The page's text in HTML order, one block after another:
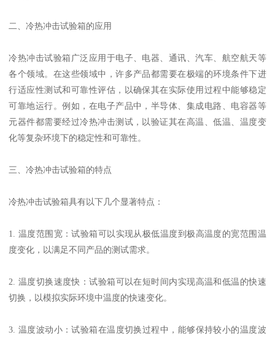
二、冷热冲击试验箱的应用
冷热冲击试验箱广泛应用于电子、电器、通讯、汽车、航空航天等
各个领域。在这些领域中，许多产品都需要在极端的环境条件下进
行适应性测试和可靠性评估，以确保其在实际使用过程中能够稳定
可靠地运行。例如，在电子产品中，半导体、集成电路、电容器等
元器件都需要经过冷热冲击测试，以验证其在高温、低温、温度变
化等复杂环境下的稳定性和可靠性。
三、冷热冲击试验箱的特点
冷热冲击试验箱具有以下几个显著特点：
1. 温度范围宽：试验箱可以实现从极低温度到极高温度的宽范围温
度变化，以满足不同产品的测试需求。
2. 温度切换速度快：试验箱可以在短时间内实现高温和低温的快速
切换，以模拟实际环境中温度的快速变化。
3. 温度波动小：试验箱在温度切换过程中，能够保持较小的温度波